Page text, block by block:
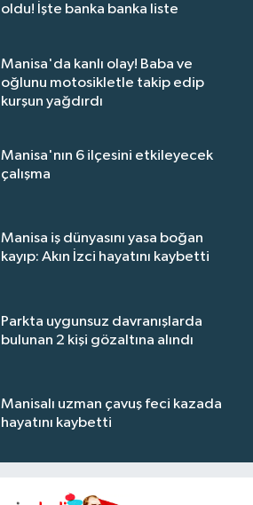
oldu! İşte banka banka liste
Manisa'da kanlı olay! Baba ve
oğlunu motosikletle takip edip
kurşun yağdırdı
Manisa'nın 6 ilçesini etkileyecek
çalışma
Manisa iş dünyasını yasa boğan
kayıp: Akın İzci hayatını kaybetti
Parkta uygunsuz davranışlarda
bulunan 2 kişi gözaltına alındı
Manisalı uzman çavuş feci kazada
hayatını kaybetti